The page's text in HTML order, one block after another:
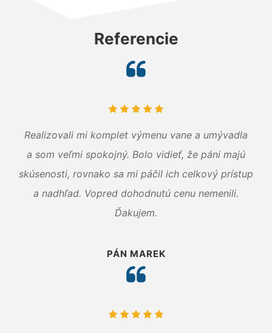
Referencie
Realizovali mi komplet výmenu vane a umývadla
a som veľmi spokojný. Bolo vidieť, že páni majú
skúsenosti, rovnako sa mi páčil ich celkový prístup
a nadhľad. Vopred dohodnutú cenu nemenili.
Ďakujem.
PÁN MAREK